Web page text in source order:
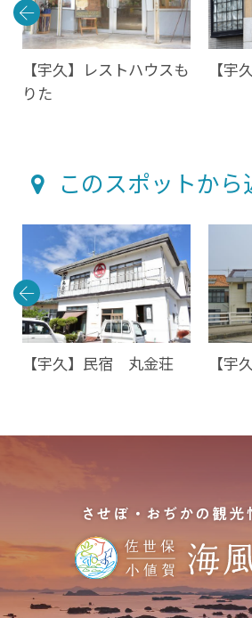
【宇久】レストハウスも
りた
【宇
このスポットか
【宇久】民宿 丸金荘 【宇